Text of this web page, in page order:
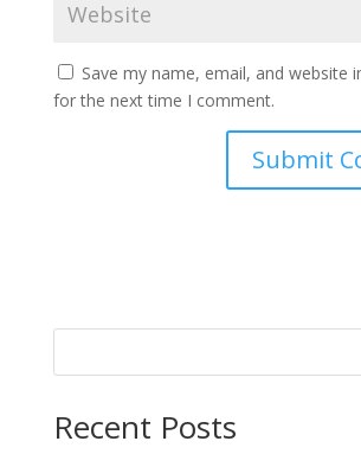
Save my name, email, and website
for the next time I comment.
Recent Posts